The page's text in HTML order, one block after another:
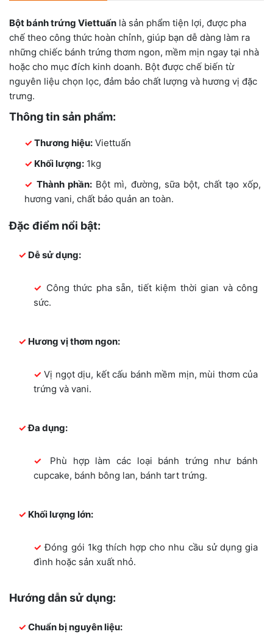
Bột bánh trứng Viettuấn là sản phẩm tiện lợi, được pha
chế theo công thức hoàn chỉnh, giúp bạn dễ dàng làm ra
những chiếc bánh trứng thơm ngon, mềm mịn ngay tại nhà
hoặc cho mục đích kinh doanh. Bột được chế biến từ
nguyên liệu chọn lọc, đảm bảo chất lượng và hương vị đặc
trưng.
Thông tin sản phẩm:
Thương hiệu: Viettuấn
Khối lượng: 1kg
Thành phần: Bột mì, đường, sữa bột, chất tạo xốp,
hương vani, chất bảo quản an toàn.
Đặc điểm nổi bật:
Dễ sử dụng:
Công thức pha sẵn, tiết kiệm thời gian và công
sức.
Hương vị thơm ngon:
Vị ngọt dịu, kết cấu bánh mềm mịn, mùi thơm của
trứng và vani.
Đa dụng:
Phù hợp làm các loại bánh trứng như bánh
cupcake, bánh bông lan, bánh tart trứng.
Khối lượng lớn:
Đóng gói 1kg thích hợp cho nhu cầu sử dụng gia
đình hoặc sản xuất nhỏ.
Hướng dẫn sử dụng:
Chuẩn bị nguyên liệu: